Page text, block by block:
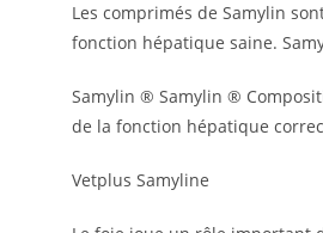
Les comprimés de Samylin
fonction hépatique saine.
Samylin ® Samylin ®
de la fonction hépatique
Vetplus Samyline